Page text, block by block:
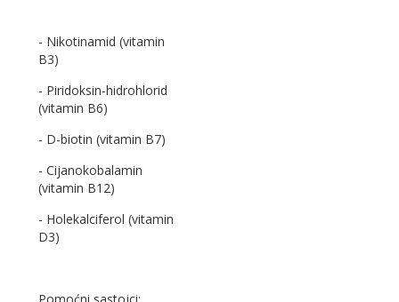
- Nikotinamid (vitamin
B3)
- Piridoksin-hidrohlorid
(vitamin B6)
- D-biotin (vitamin B7)
- Cijanokobalamin
(vitamin B12)
- Holekalciferol (vitamin
D3)
Pomoćni sastojci: